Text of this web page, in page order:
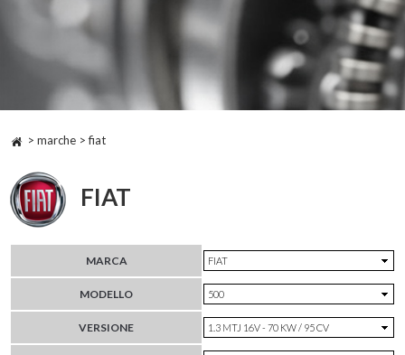
> marche > fiat
FIAT
MARCA
MODELLO
VERSIONE